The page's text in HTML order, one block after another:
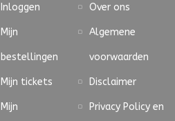
Inloggen
Mijn
bestellingen
Mijn tickets
Mijn
Over ons
Algemene
voorwaarden
Disclaimer
Privacy Policy en